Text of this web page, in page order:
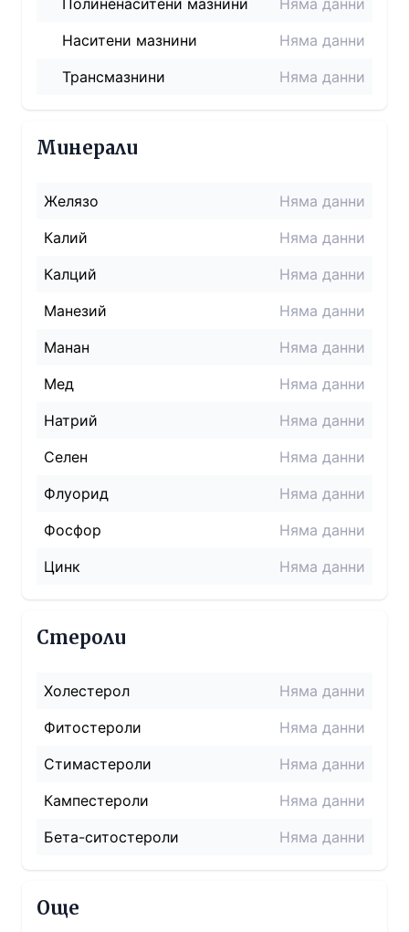
Полиненаситени мазнини
Няма данни
Наситени мазнини
Няма данни
Трансмазнини
Няма данни
Минерали
Желязо
Няма данни
Калий
Няма данни
Калций
Няма данни
Манезий
Няма данни
Манан
Няма данни
Мед
Няма данни
Натрий
Няма данни
Селен
Няма данни
Флуорид
Няма данни
Фосфор
Няма данни
Цинк
Няма данни
Стероли
Холестерол
Няма данни
Фитостероли
Няма данни
Стимастероли
Няма данни
Кампестероли
Няма данни
Бета-ситостероли
Няма данни
Още